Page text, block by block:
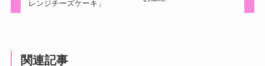
レンジチーズケーキ」
関連記事